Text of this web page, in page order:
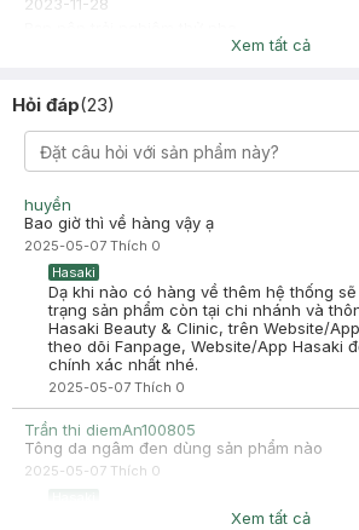
Xem tất cả
Hỏi đáp(23)
huyền
Bao giờ thì về hàng vậy ạ
2025-05-07 Thích 0
Hasaki
Dạ khi nào có hàng về thêm hệ thống
trạng sản phẩm còn tại chi nhánh và
Hasaki Beauty & Clinic, trên Website/
theo dõi Fanpage, Website/App Hasaki
chính xác nhất nhé.
2025-05-07 Thích 0
Trần thi diemAn100805
Tông da ngâm đen dùng sản phẩm nào
2025-05-07 Thích 0
Dạ sản phẩm bên mình đã tạm hết hàng ạ
Xem tất cả